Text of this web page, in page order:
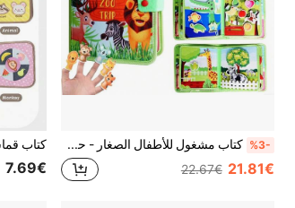
%3- كتاب مشغول للأطفال الصغار - حديقة الحيوان، لوحة حسية مونتيسوري مشغولة، مناسبة لأطفال 1 سنة من الجنسين، لعبة تعليمية للسفر للطائرة والسيارة، هدية عيد ميلاد وعيد الميلاد
21.81€
22.67€
7.69€